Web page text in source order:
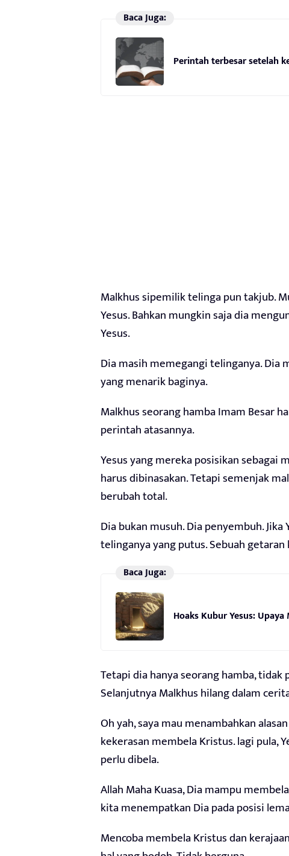
Baca Juga:
Perintah terbesar setelah
Malkhus sipemilik telinga pun takjub.
Yesus. Bahkan mungkin saja dia
Yesus.
Dia masih memegangi telinganya. Dia
yang menarik baginya.
Malkhus seorang hamba Imam Besar
perintah atasannya.
Yesus yang mereka posisikan sebagai
harus dibinasakan. Tetapi semenjak
berubah total.
Dia bukan musuh. Dia penyembuh.
telinganya yang putus. Sebuah
Baca Juga:
Hoaks Kubur Yesus:
Tetapi dia hanya seorang hamba, tidak
Selanjutnya Malkhus hilang dalam
Oh yah, saya mau menambahkan
kekerasan membela Kristus. lagi pula,
perlu dibela.
Allah Maha Kuasa, Dia mampu
kita menempatkan Dia pada posisi
Mencoba membela Kristus dan